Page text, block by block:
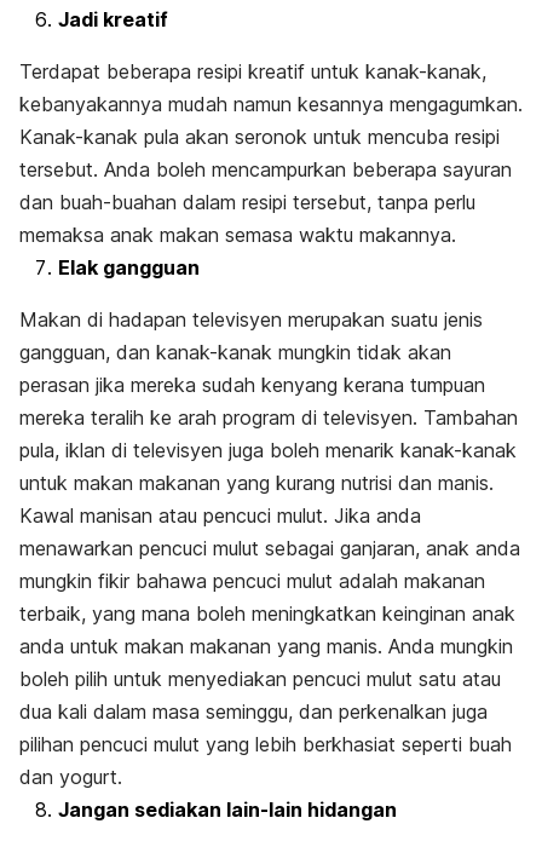
Jadi kreatif
Terdapat beberapa resipi kreatif untuk kanak-kanak,
kebanyakannya mudah namun kesannya mengagumkan.
Kanak-kanak pula akan seronok untuk mencuba resipi
tersebut. Anda boleh mencampurkan beberapa sayuran
dan buah-buahan dalam resipi tersebut, tanpa perlu
memaksa anak makan semasa waktu makannya.
Elak gangguan
Makan di hadapan televisyen merupakan suatu jenis
gangguan, dan kanak-kanak mungkin tidak akan
perasan jika mereka sudah kenyang kerana tumpuan
mereka teralih ke arah program di televisyen. Tambahan
pula, iklan di televisyen juga boleh menarik kanak-kanak
untuk makan makanan yang kurang nutrisi dan manis.
Kawal manisan atau pencuci mulut. Jika anda
menawarkan pencuci mulut sebagai ganjaran, anak anda
mungkin fikir bahawa pencuci mulut adalah makanan
terbaik, yang mana boleh meningkatkan keinginan anak
anda untuk makan makanan yang manis. Anda mungkin
boleh pilih untuk menyediakan pencuci mulut satu atau
dua kali dalam masa seminggu, dan perkenalkan juga
pilihan pencuci mulut yang lebih berkhasiat seperti buah
dan yogurt.
Jangan sediakan lain-lain hidangan